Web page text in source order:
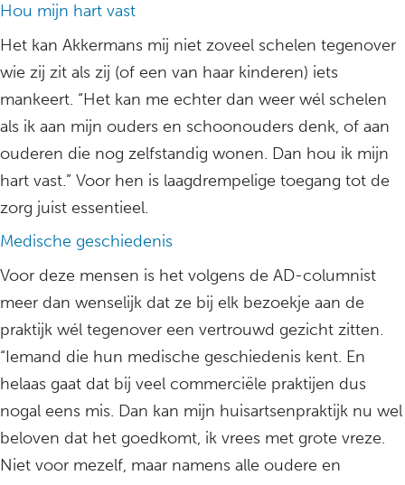
Hou mijn hart vast
Het kan Akkermans mij niet zoveel schelen tegenover
wie zij zit als zij (of een van haar kinderen) iets
mankeert. “Het kan me echter dan weer wél schelen
als ik aan mijn ouders en schoonouders denk, of aan
ouderen die nog zelfstandig wonen. Dan hou ik mijn
hart vast.” Voor hen is laagdrempelige toegang tot de
zorg juist essentieel.
Medische geschiedenis
Voor deze mensen is het volgens de AD-columnist
meer dan wenselijk dat ze bij elk bezoekje aan de
praktijk wél tegenover een vertrouwd gezicht zitten.
“Iemand die hun medische geschiedenis kent. En
helaas gaat dat bij veel commerciële praktijen dus
nogal eens mis. Dan kan mijn huisartsenpraktijk nu wel
beloven dat het goedkomt, ik vrees met grote vreze.
Niet voor mezelf, maar namens alle oudere en